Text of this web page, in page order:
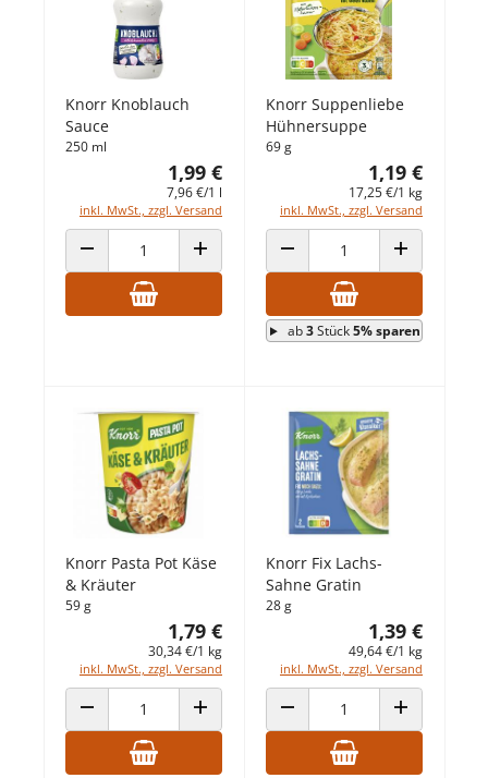
Knorr Knoblauch
Sauce
250 ml
1,99 €
7,96 €/1 l
inkl. MwSt., zzgl. Versand
ANZAHL VERRINGERNANZAHL ERHÖHEN
Knorr Suppenliebe
Hühnersuppe
69 g
1,19 €
17,25 €/1 kg
inkl. MwSt., zzgl. Versand
ANZAHL VERRINGERNANZAHL
ab3Stück5% sparen
Knorr Pasta Pot Käse
& Kräuter
59 g
1,79 €
30,34 €/1 kg
inkl. MwSt., zzgl. Versand
ANZAHL VERRINGERNANZAHL ERHÖHEN
Knorr Fix Lachs-
Sahne Gratin
28 g
1,39 €
49,64 €/1 kg
inkl. MwSt., zzgl. Versand
ANZAHL VERRINGERNANZAHL